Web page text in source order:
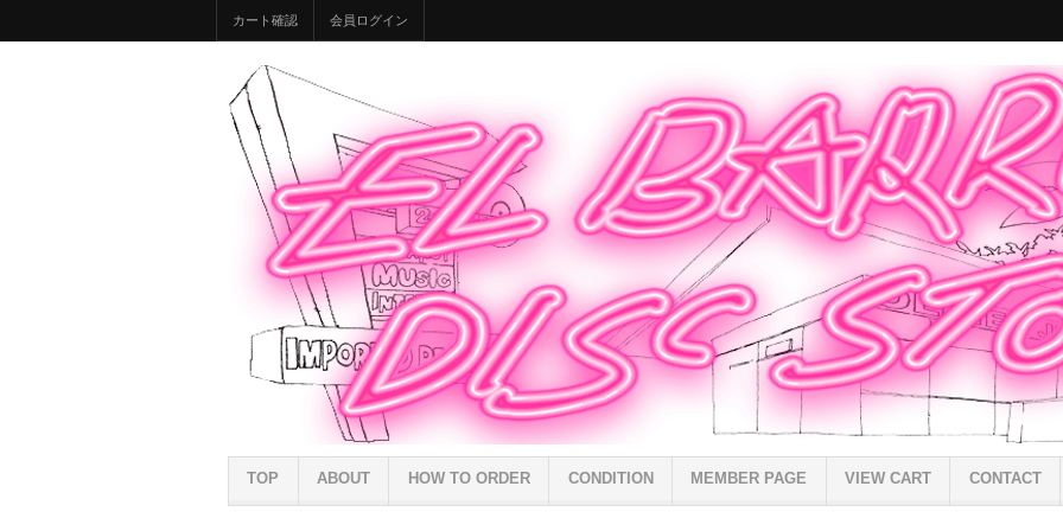
カート確認 会員ログイン
TOP ABOUT HOW TO ORDER CONDITION MEMBER PAGE VIEW CART CONTACT